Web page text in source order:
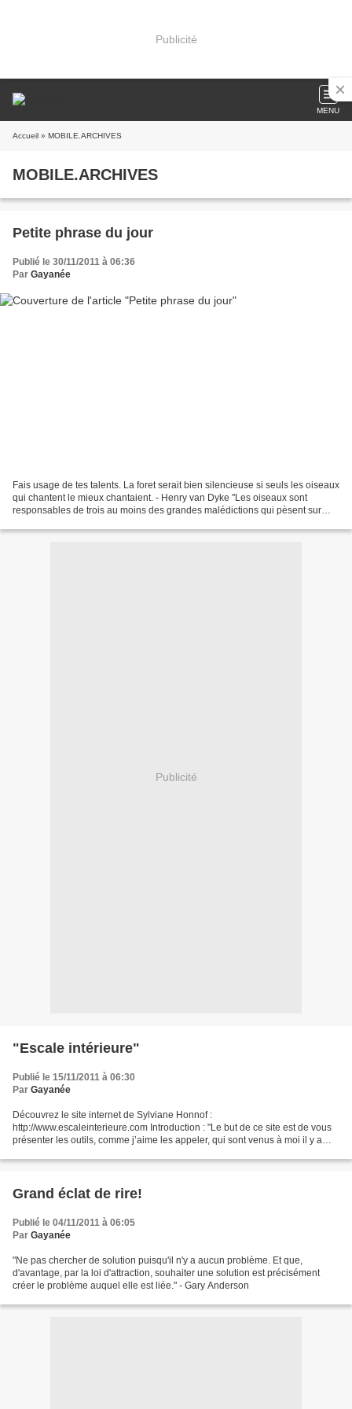
Publicité
MENU
Accueil » MOBILE.ARCHIVES
MOBILE.ARCHIVES
Petite phrase du jour
Publié le 30/11/2011 à 06:36
Par Gayanée
Fais usage de tes talents. La foret serait bien silencieuse si seuls les oiseaux
qui chantent le mieux chantaient. - Henry van Dyke "Les oiseaux sont
responsables de trois au moins des grandes malédictions qui pèsent sur
Publicité
"Escale intérieure"
Publié le 15/11/2011 à 06:30
Par Gayanée
Découvrez le site internet de Sylviane Honnof :
http://www.escaleinterieure.com Introduction : "Le but de ce site est de vous
présenter les outils, comme j’aime les appeler, qui sont venus à moi il y a
Grand éclat de rire!
Publié le 04/11/2011 à 06:05
Par Gayanée
"Ne pas chercher de solution puisqu'il n'y a aucun problème. Et que,
d'avantage, par la loi d'attraction, souhaiter une solution est précisément
créer le problème auquel elle est liée." - Gary Anderson